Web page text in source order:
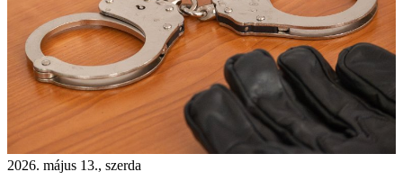
2026. május 13., szerda